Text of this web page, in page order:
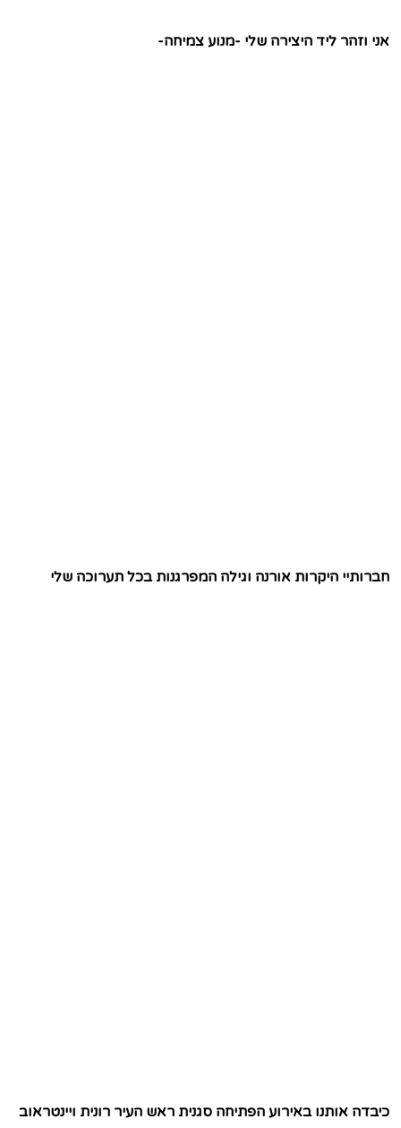
אני וזהר ליד היצירה שלי -מנוע צמיחה-
חברותיי היקרות אורנה וגילה המפרגנות בכל תערוכה שלי
כיבדה אותנו באירוע הפתיחה סגנית ראש העיר רונית ויינטראוב